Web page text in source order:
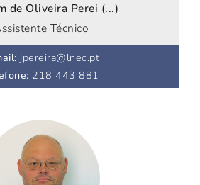
de Oliveira Perei (...)
Técnico
: jpereira@lnec.pt
: 218 443 881